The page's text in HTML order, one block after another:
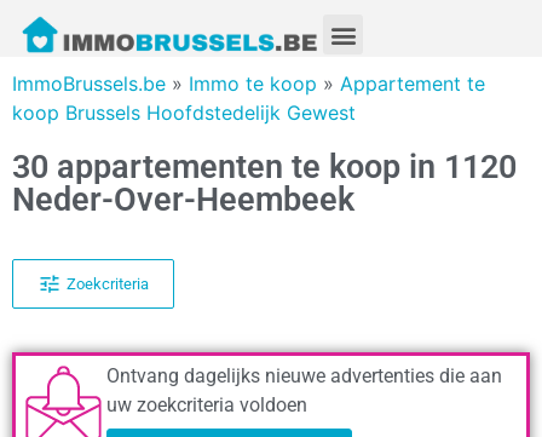
ImmoBrussels.be » Immo te koop » Appartement te
koop Brussels Hoofdstedelijk Gewest
30 appartementen te koop in 1120
Neder-Over-Heembeek
Zoekcriteria
Ontvang dagelijks nieuwe advertenties die aan
uw zoekcriteria voldoen